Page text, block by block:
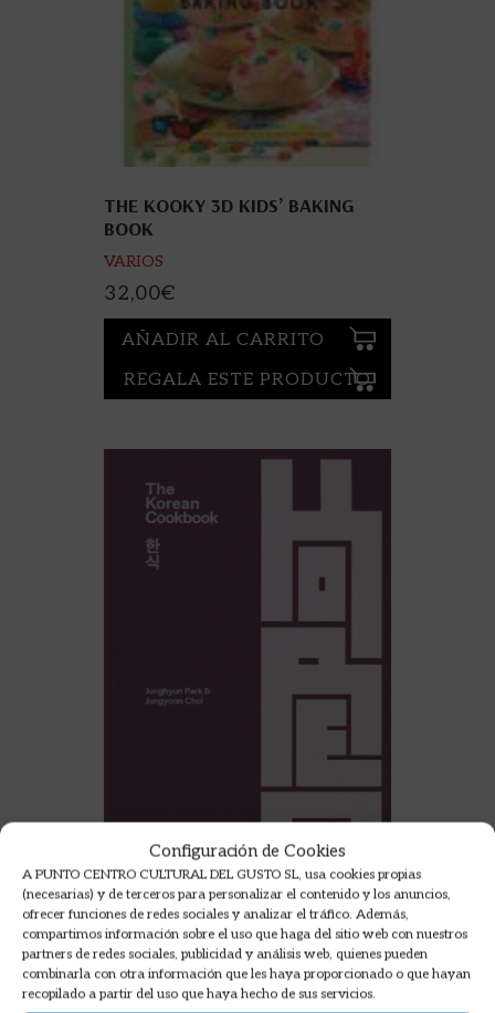
Configuración de Cookies
A PUNTO CENTRO CULTURAL DEL GUSTO SL, usa cookies propias
(necesarias) y de terceros para personalizar el contenido y los anuncios,
ofrecer funciones de redes sociales y analizar el tráfico. Además,
compartimos información sobre el uso que haga del sitio web con nuestros
partners de redes sociales, publicidad y análisis web, quienes pueden
combinarla con otra información que les haya proporcionado o que hayan
recopilado a partir del uso que haya hecho de sus servicios.
THE KOOKY 3D KIDS’ BAKING
BOOK
VARIOS
32,00€
AÑADIR AL CARRITO
REGALA ESTE PRODUCTO
THE KOREAN COOKBOOK
CHOI, JUNGYOON ; PARK,
JUNGHYUN
49,95€